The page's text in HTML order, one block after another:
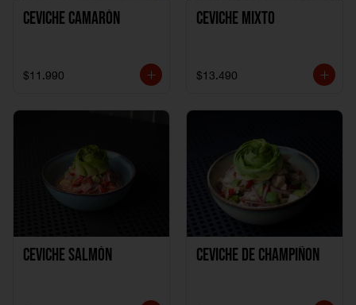
Ceviche Camarón
$11.990
Ceviche Mixto
$13.490
Ceviche Salmón Ceviche de Champiñon